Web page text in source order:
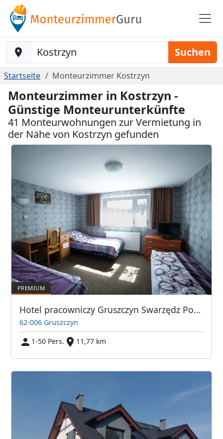
Baustelle-Location Suchen
Startseite Monteurzimmer Kostrzyn
Monteurzimmer in Kostrzyn -
Günstige Monteurunterkünfte
41 Monteurwohnungen zur Vermietung in
der Nähe von Kostrzyn gefunden
Hotel pracowniczy Gruszczyn Swarzędz Poznań
62-006 Gruszczyn
1-50 Pers.
11,77 km